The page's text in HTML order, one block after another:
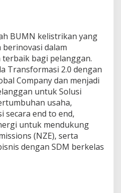
BUMN kelistrikan yang
dalam
bagi pelanggan.
Transformasi 2.0 dengan
Company dan menjadi
untuk Solusi
usaha,
secara end to end,
untuk mendukung
(NZE), serta
dengan SDM berkelas